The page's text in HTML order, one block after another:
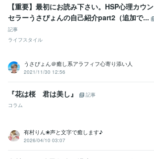
資格・検定
介護福祉士 取得年 : 2013年
上級心理カウンセラー
パワハラ 仕事 悩み 解決 愚痴
悩み相談・カウンセリング
介護 仕事 人間関係 気持ち 話す
【重要】最初にお読み下さい。HSP心理カウン
セラーうさぴょんの自己紹介part2（追加で...
記事
ライフスタイル
うさぴょん＠癒し系アラフィフ心寄り添い人
2021/11/30 12:56
『花は桜 君は美し』
記事
コラム
有村りん❀声と文字で癒します♪
2026/04/10 03:07